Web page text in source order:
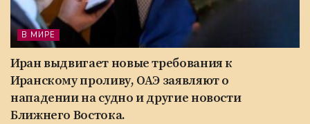
В МИРЕ
Иран выдвигает новые требования к
Иранскому проливу, ОАЭ заявляют о
нападении на судно и другие новости
Ближнего Востока.